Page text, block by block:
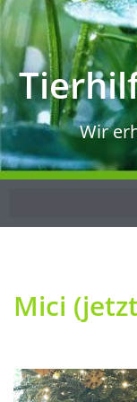
Wir
Mici